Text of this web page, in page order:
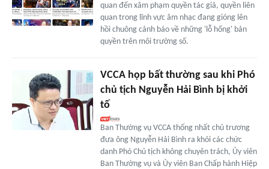
quan đến xâm phạm quyền tác giả, quyền liên
quan trong lĩnh vực âm nhạc đang gióng lên
hồi chuông cảnh báo về những 'lỗ hổng' bản
quyền trên môi trường số.
VCCA họp bất thường sau khi Phó
chủ tịch Nguyễn Hải Bình bị khởi
tố
Ban Thường vụ VCCA thống nhất chủ trương
đưa ông Nguyễn Hải Bình ra khỏi các chức
danh Phó Chủ tịch không chuyên trách, Ủy viên
Ban Thường vụ và Ủy viên Ban Chấp hành Hiệp